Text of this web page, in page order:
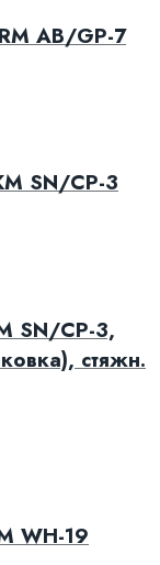
AB/GP-7
SN/CP-3
SN/CP-3,
стяжн.
WH-19